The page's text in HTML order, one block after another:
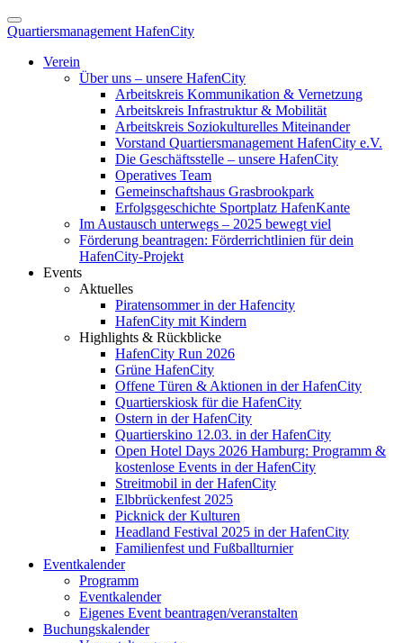
Quartiersmanagement HafenCity
Verein
Über uns – unsere HafenCity
Arbeitskreis Kommunikation & Vernetzung
Arbeitskreis Infrastruktur & Mobilität
Arbeitskreis Soziokulturelles Miteinander
Vorstand Quartiersmanagement HafenCity e.V.
Die Geschäftsstelle – unsere HafenCity
Operatives Team
Gemeinschaftshaus Grasbrookpark
Erfolgsgeschichte Sportplatz HafenKante
Im Austausch unterwegs – 2025 bewegt viel
Förderung beantragen: Förderrichtlinien für dein
HafenCity-Projekt
Events
Aktuelles
Piratensommer in der Hafencity
HafenCity mit Kindern
Highlights & Rückblicke
HafenCity Run 2026
Grüne HafenCity
Offene Türen & Aktionen in der HafenCity
Quartierskiosk für die HafenCity
Ostern in der HafenCity
Quartierskino 12.03. in der HafenCity
Open Hotel Days 2026 Hamburg: Programm &
kostenlose Events in der HafenCity
Streitmobil in der HafenCity
Elbbrückenfest 2025
Picknick der Kulturen
Headland Festival 2025 in der HafenCity
Familienfest und Fußballturnier
Eventkalender
Programm
Eventkalender
Eigenes Event beantragen/veranstalten
Buchungskalender